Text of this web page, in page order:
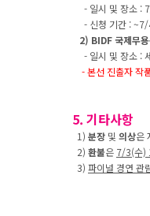
- 일시 및 장소 :
- 신청 기간 : ~7/
2) BIDF 국제무
- 일시 및 장소 :
- 본선 진출자 작
5. 기타사항
1) 분장 및 의상은
2) 환불은 7/3(수)
3) 파이널 경연 관